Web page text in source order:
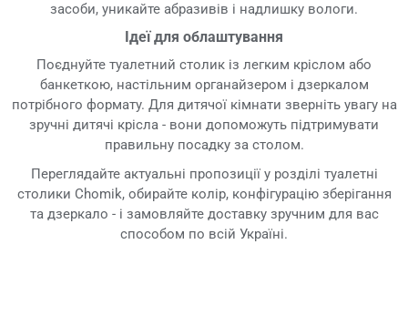
засоби, уникайте абразивів і надлишку вологи.
Ідеї для облаштування
Поєднуйте туалетний столик із легким кріслом або
банкеткою, настільним органайзером і дзеркалом
потрібного формату. Для дитячої кімнати зверніть увагу на
зручні дитячі крісла - вони допоможуть підтримувати
правильну посадку за столом.
Переглядайте актуальні пропозиції у розділі туалетні
столики Chomik, обирайте колір, конфігурацію зберігання
та дзеркало - і замовляйте доставку зручним для вас
способом по всій Україні.